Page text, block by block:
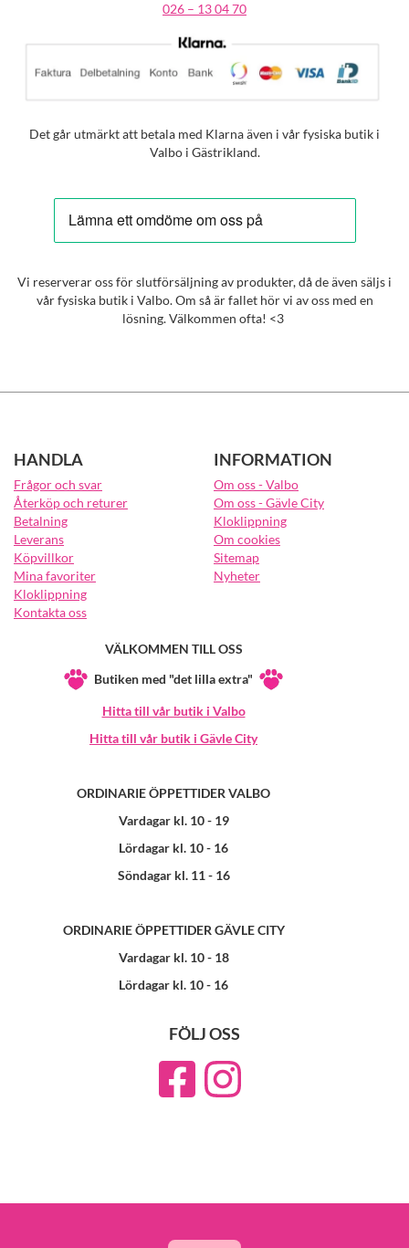
026 – 13 04 70
Det går utmärkt att betala med Klarna även i vår fysiska butik i
Valbo i Gästrikland.
Vi reserverar oss för slutförsäljning av produkter, då de även säljs i
vår fysiska butik i Valbo. Om så är fallet hör vi av oss med en
lösning. Välkommen ofta! <3
HANDLA
Frågor och svar
Återköp och returer
Betalning
Leverans
Köpvillkor
Mina favoriter
Kloklippning
Kontakta oss
INFORMATION
Om oss - Valbo
Om oss - Gävle City
Kloklippning
Om cookies
Sitemap
Nyheter
VÄLKOMMEN TILL OSS
Butiken med "det lilla extra"
Hitta till vår butik i Valbo
Hitta till vår butik i Gävle City
ORDINARIE ÖPPETTIDER VALBO
Vardagar kl. 10 - 19
Lördagar kl. 10 - 16
Söndagar kl. 11 - 16
ORDINARIE ÖPPETTIDER GÄVLE CITY
Vardagar kl. 10 - 18
Lördagar kl. 10 - 16
FÖLJ OSS